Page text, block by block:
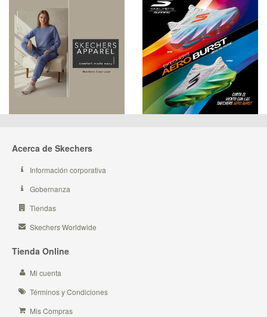
Acerca de Skechers
Información corporativa
Gobernanza
Tiendas
Skechers Worldwide
Tienda Online
Mi cuenta
Términos y Condiciones
Mis Compras